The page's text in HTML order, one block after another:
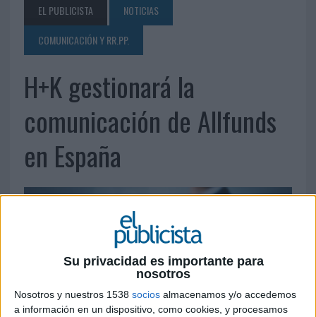
Su privacidad es importante para
nosotros
Nosotros y nuestros 1538 socios almacenamos y/o accedemos
a información en un dispositivo, como cookies, y procesamos
EL PUBLICISTA
NOTICIAS
COMUNICACIÓN Y RR.PP.
H+K gestionará la
comunicación de Allfunds
en España